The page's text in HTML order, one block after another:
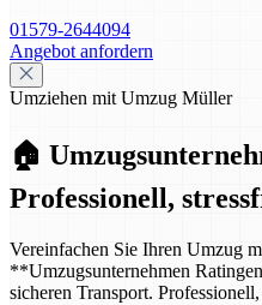
01579-2644094
Angebot anfordern
Umziehen mit Umzug Müller
🏠
Professionell,
Vereinfachen Sie Ihren Umzug
**Umzugsunternehmen
sicheren Transport.